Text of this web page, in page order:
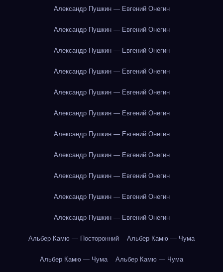
Александр Пушкин — Евгений Онегин
Александр Пушкин — Евгений Онегин
Александр Пушкин — Евгений Онегин
Александр Пушкин — Евгений Онегин
Александр Пушкин — Евгений Онегин
Александр Пушкин — Евгений Онегин
Александр Пушкин — Евгений Онегин
Александр Пушкин — Евгений Онегин
Александр Пушкин — Евгений Онегин
Александр Пушкин — Евгений Онегин
Александр Пушкин — Евгений Онегин
Альбер Камю — Посторонний Альбер Камю — Чума
Альбер Камю — Чума Альбер Камю — Чума